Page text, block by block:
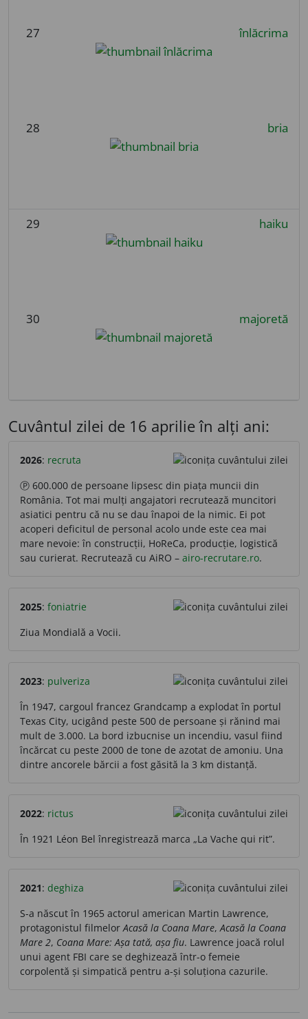
27 înlăcrima
28 bria
29 haiku
30 majoretă
Cuvântul zilei de 16 aprilie în alți ani:
2026: recruta
Ⓟ 600.000 de persoane lipsesc din piața muncii din
România. Tot mai mulți angajatori recrutează muncitori
asiatici pentru că nu se dau înapoi de la nimic. Ei pot
acoperi deficitul de personal acolo unde este cea mai
mare nevoie: în construcții, HoReCa, producție, logistică
sau curierat. Recrutează cu AiRO – airo-recrutare.ro.
2025: foniatrie
Ziua Mondială a Vocii.
2023: pulveriza
În 1947, cargoul francez Grandcamp a explodat în portul
Texas City, ucigând peste 500 de persoane și rănind mai
mult de 3.000. La bord izbucnise un incendiu, vasul fiind
încărcat cu peste 2000 de tone de azotat de amoniu. Una
dintre ancorele bărcii a fost găsită la 3 km distanță.
2022: rictus
În 1921 Léon Bel înregistrează marca „La Vache qui rit”.
2021: deghiza
S-a născut în 1965 actorul american Martin Lawrence,
protagonistul filmelor Acasă la Coana Mare, Acasă la Coana
Mare 2, Coana Mare: Așa tată, așa fiu. Lawrence joacă rolul
unui agent FBI care se deghizează într-o femeie
corpolentă și simpatică pentru a-și soluționa cazurile.